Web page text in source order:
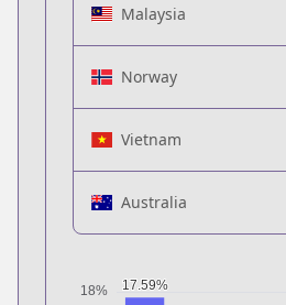
Malaysia
Norway
Vietnam
Australia